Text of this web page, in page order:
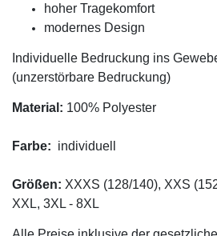
hoher Tragekomfort
modernes Design
Individuelle Bedruckung ins
(unzerstörbare Bedruckung)
Material: 100% Polyester
Farbe: individuell
Größen: XXXS (128/140), XXS
XXL, 3XL - 8XL